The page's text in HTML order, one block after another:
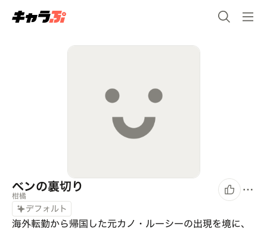
ベンの裏切り
柑橘
デフォルト
海外転勤から帰国した元カノ・ルーシーの出現を境に、